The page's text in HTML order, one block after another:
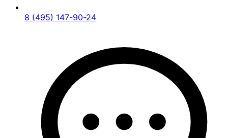
8 (495) 147-90-24